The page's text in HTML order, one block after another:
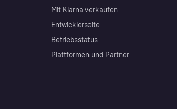
Mit Klarna verkaufen
Entwicklerseite
Betriebsstatus
Plattformen und Partner